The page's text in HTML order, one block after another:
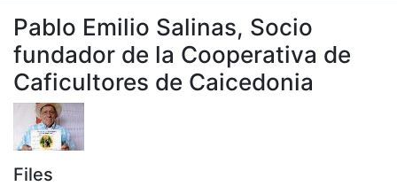
Pablo Emilio Salinas, Socio
fundador de la Cooperativa de
Caficultores de Caicedonia
Files